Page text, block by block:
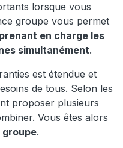
lorsque vous
groupe vous permet
en charge les
simultanément.
est étendue et
de tous. Selon les
proposer plusieurs
Vous êtes alors
.